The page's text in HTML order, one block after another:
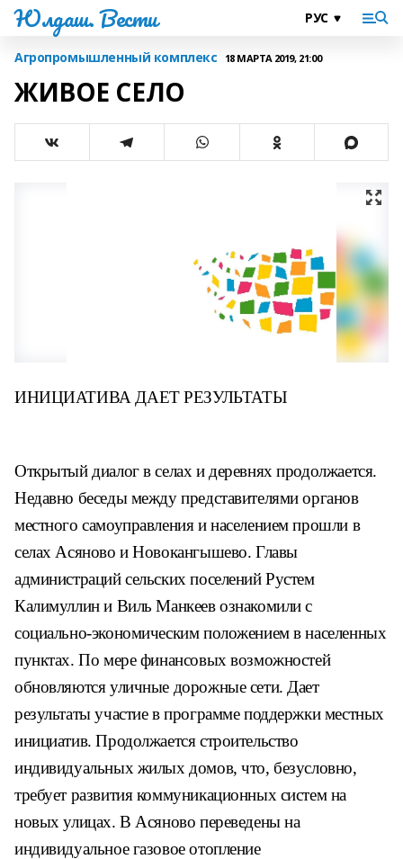
Юлдаш. Вести
Агропромышленный комплекс 18 МАРТА 2019, 21:00
ЖИВОЕ СЕЛО
ИНИЦИАТИВА ДАЕТРЕЗУЛЬТАТЫ
Открытый диалог в селах и деревнях продолжается.
Недавно беседымежду представителями органов
местного самоуправления и населением прошли в
селах Асяновои Новокангышево. Главы
администраций сельских поселений Рустем
Калимуллин и Виль Манкеев ознакомили с
социально-экономическимположением в населенных
пунктах.По мере финансовых возможностей
обновляются уличные дорожныесети. Дает
результаты участие впрограмме поддержки местных
инициатив. Продолжается строительство
индивидуальных жилых домов, что,безусловно,
требует развития коммуникационных систем на
новыхулицах. В Асяново переведены на
индивидуальное газовое отопление